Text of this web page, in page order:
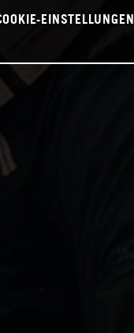
EINSTELLUNGEN